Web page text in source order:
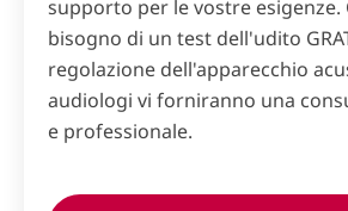
supporto per le vostre esigenze.
bisogno di un test dell'udito
regolazione dell'apparecchio
audiologi vi forniranno una
e professionale.